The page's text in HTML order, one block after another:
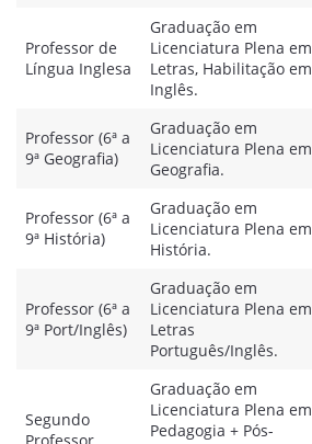
Professor de
Língua Inglesa
Graduação em
Licenciatura Plena em
Letras, Habilitação em
Inglês.
Professor (6ª a
9ª Geografia)
Graduação em
Licenciatura Plena em
Geografia.
Professor (6ª a
9ª História)
Graduação em
Licenciatura Plena em
História.
Professor (6ª a
9ª Port/Inglês)
Graduação em
Licenciatura Plena em
Letras
Português/Inglês.
Segundo
Graduação em
Licenciatura Plena em
Pedagogia + Pós-